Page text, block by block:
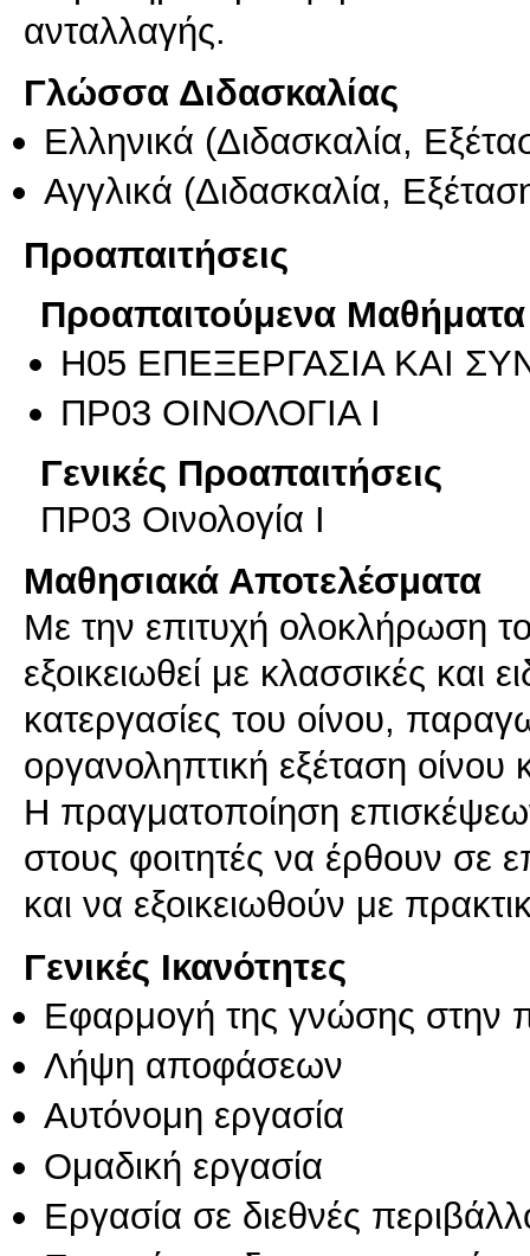
ανταλλαγής.
Γλώσσα Διδασκαλίας
Ελληνικά (Διδασκαλία,
Αγγλικά (Διδασκαλία,
Προαπαιτήσεις
Προαπαιτούμενα Μαθήματα
Η05 ΕΠΕΞΕΡΓΑΣΙΑ ΚΑΙ
ΠΡ03 ΟΙΝΟΛΟΓΙΑ Ι
Γενικές Προαπαιτήσεις
ΠΡ03 Οινολογία Ι
Μαθησιακά Αποτελέσματα
Με την επιτυχή ολοκλήρωση
εξοικειωθεί με κλασσικές και
κατεργασίες του οίνου,
οργανοληπτική εξέταση
Η πραγματοποίηση
στους φοιτητές να έρθουν σε
και να εξοικειωθούν με
Γενικές Ικανότητες
Εφαρμογή της γνώσης στην
Λήψη αποφάσεων
Αυτόνομη εργασία
Ομαδική εργασία
Εργασία σε διεθνές